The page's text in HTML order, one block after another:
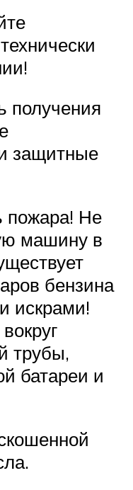
получения
защитные
пожара! Не
машину в
бензина
искрами!
трубы,
батареи и